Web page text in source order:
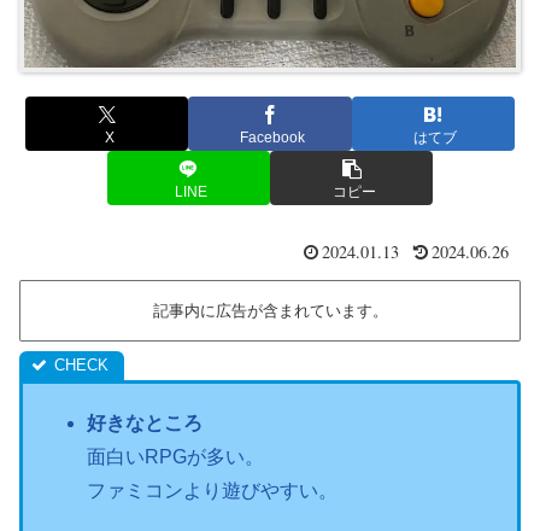
X Facebook はてブ
LINE コピー
2024.01.13 2024.06.26
記事内に広告が含まれています。
好きなところ
面白いRPGが多い。
ファミコンより遊びやすい。